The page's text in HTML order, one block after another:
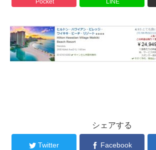
Pocket LINE
シェアする
Twitter Facebook